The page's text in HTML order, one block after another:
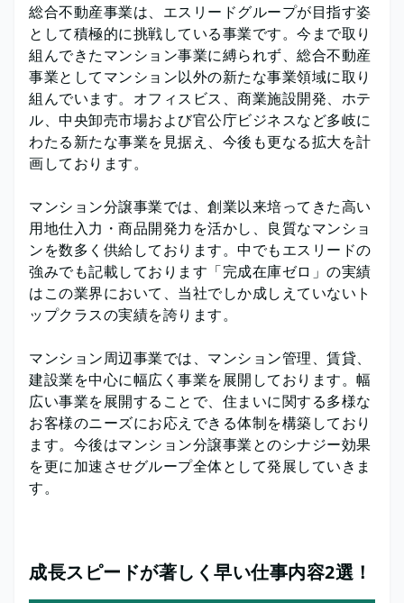
総合不動産事業は、エスリードグループが目指す姿
として積極的に挑戦している事業です。今まで取り
組んできたマンション事業に縛られず、総合不動産
事業としてマンション以外の新たな事業領域に取り
組んでいます。オフィスビス、商業施設開発、ホテ
ル、中央卸売市場および官公庁ビジネスなど多岐に
わたる新たな事業を見据え、今後も更なる拡大を計
画しております。
マンション分譲事業では、創業以来培ってきた高い
用地仕入力・商品開発力を活かし、良質なマンショ
ンを数多く供給しております。中でもエスリードの
強みでも記載しております「完成在庫ゼロ」の実績
はこの業界において、当社でしか成しえていないト
ップクラスの実績を誇ります。
マンション周辺事業では、マンション管理、賃貸、
建設業を中心に幅広く事業を展開しております。幅
広い事業を展開することで、住まいに関する多様な
お客様のニーズにお応えできる体制を構築しており
ます。今後はマンション分譲事業とのシナジー効果
を更に加速させグループ全体として発展していきま
す。
成長スピードが著しく早い仕事内容2選！